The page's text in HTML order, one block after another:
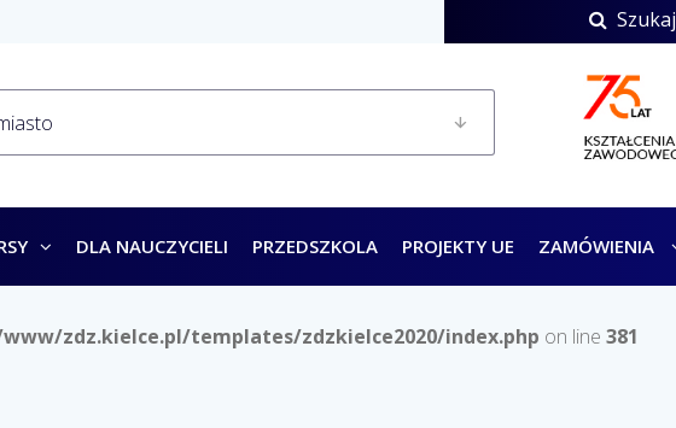
Szukaj
DLA NAUCZYCIELI PRZEDSZKOLA PROJEKTY UE ZAMÓWIENIA
zdz.kielce.pl/templates/zdzkielce2020/index.php on line 381